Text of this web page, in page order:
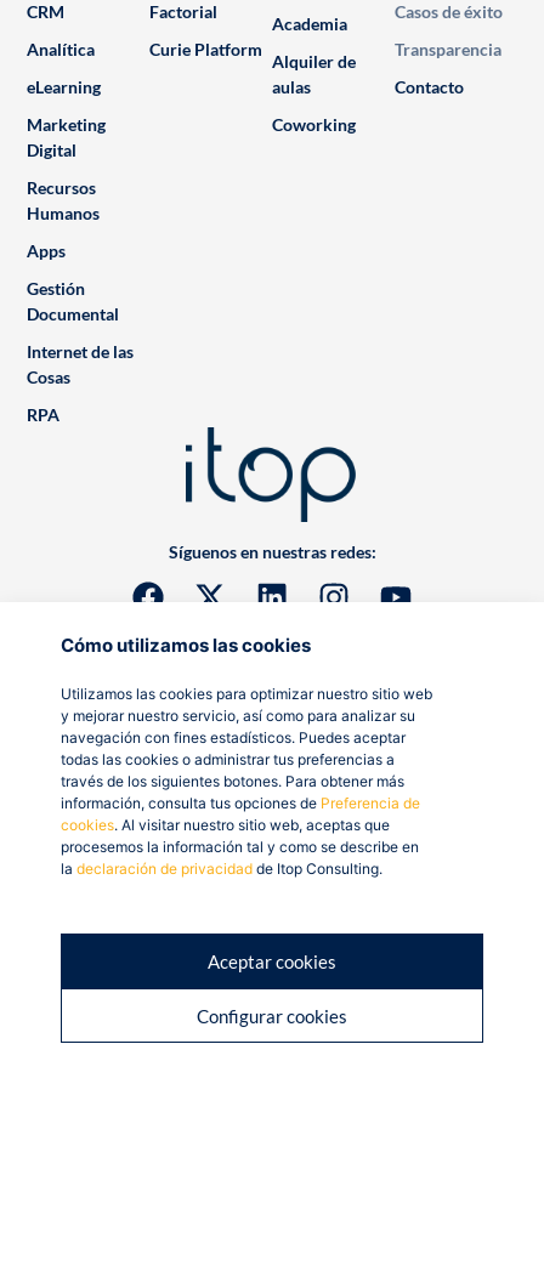
Cómo utilizamos las cookies
Utilizamos las cookies para optimizar nuestro sitio web
y mejorar nuestro servicio, así como para analizar su
navegación con fines estadísticos. Puedes aceptar
todas las cookies o administrar tus preferencias a
través de los siguientes botones. Para obtener más
información, consulta tus opciones de Preferencia de
cookies. Al visitar nuestro sitio web, aceptas que
procesemos la información tal y como se describe en
la declaración de privacidad de Itop Consulting.
Aceptar cookies
Configurar cookies
Síguenos en nuestras redes:
CRM
Analítica
eLearning
Marketing
Digital
Recursos
Humanos
Apps
Gestión
Documental
Internet de las
Cosas
RPA
Factorial
Curie Platform
Academia
Alquiler de
aulas
Coworking
Casos de éxito
Transparencia
Contacto